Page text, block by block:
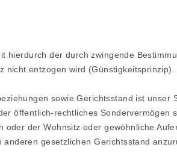
hierdurch der durch zwingende
nicht entzogen wird (Günstigkeitsprinzip).
sowie Gerichtsstand ist unser
öffentlich-rechtliches Sondervermögen
der Wohnsitz oder gewöhnliche
gesetzlichen Gerichtsstand